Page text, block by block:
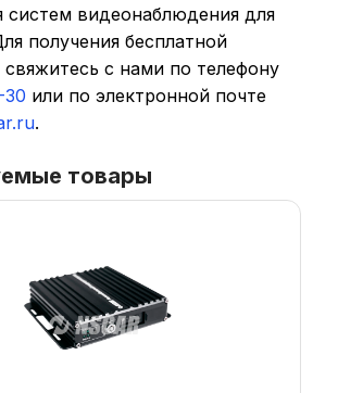
систем видеонаблюдения для
получения бесплатной
свяжитесь с нами по телефону
или по электронной почте
.
товары